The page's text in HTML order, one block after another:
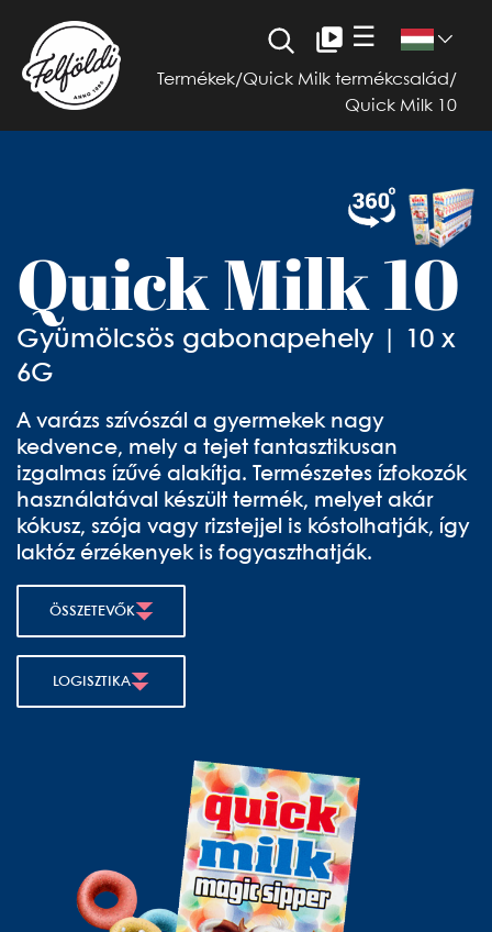
☰
Termékek/Quick Milk termékcsalád /
Quick Milk 10
Quick Milk 10
Gyümölcsös gabonapehely | 10 x
6G
A varázs szívószál a gyermekek nagy
kedvence, mely a tejet fantasztikusan
izgalmas ízűvé alakítja. Természetes ízfokozók
használatával készült termék, melyet akár
kókusz, szója vagy rizstejjel is kóstolhatják, így
laktóz érzékenyek is fogyaszthatják.
ÖSSZETEVŐK
LOGISZTIKA